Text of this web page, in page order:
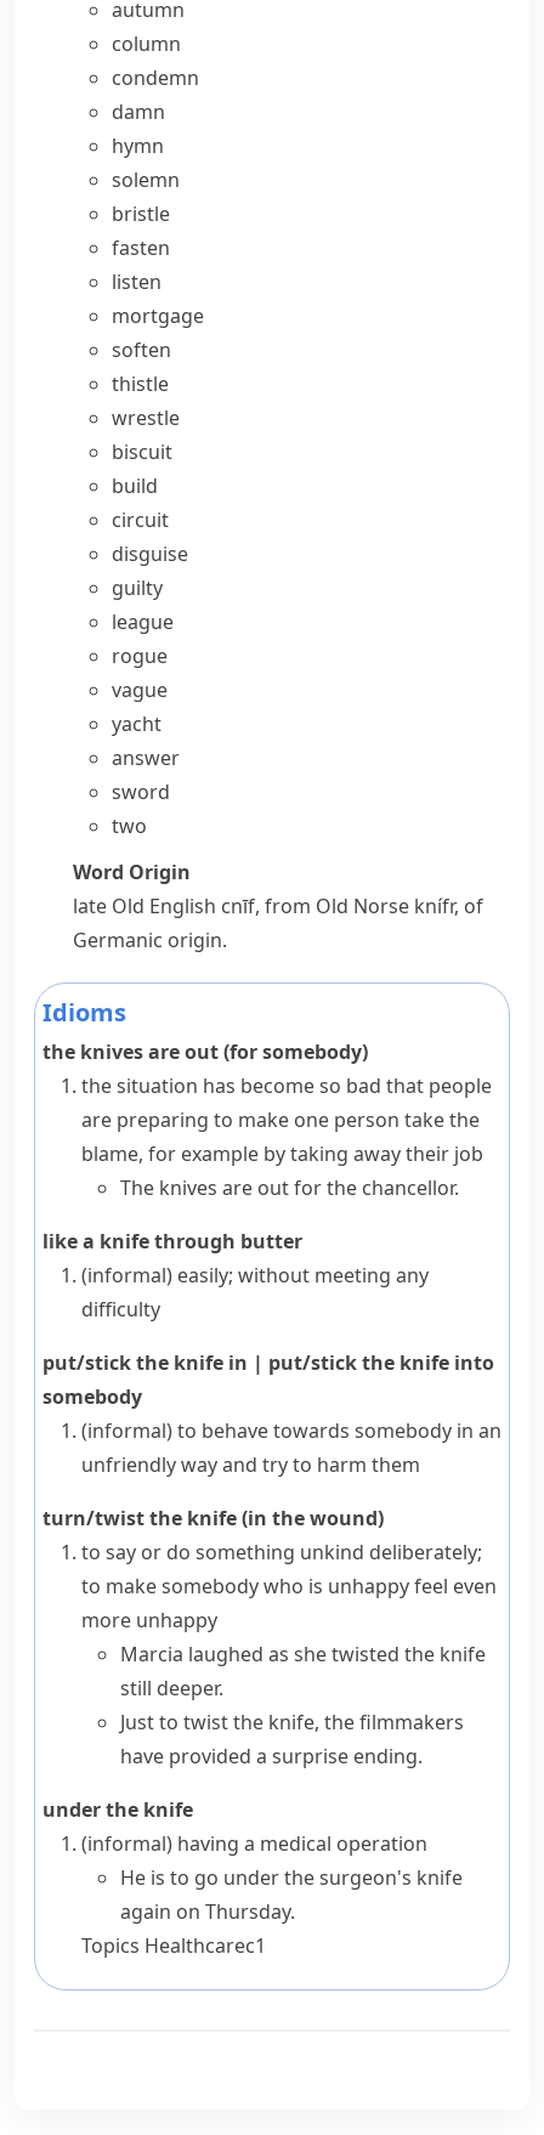
autumn
column
condemn
damn
hymn
solemn
bristle
fasten
listen
mortgage
soften
thistle
wrestle
biscuit
build
circuit
disguise
guilty
league
rogue
vague
yacht
answer
sword
two
Word Origin
late Old English cnīf, from Old Norse knífr, of
Germanic origin.
Idioms
the knives are out (for somebody)
the situation has become so bad that people
are preparing to make one person take the
blame, for example by taking away their job
The knives are out for the chancellor.
like a knife through butter
(informal) easily; without meeting any
difficulty
put/stick the knife in | put/stick the knife into
somebody
(informal)to behave towards somebody in an
unfriendly way and try to harm them
turn/twist the knife (in the wound)
to say or do something unkind deliberately;
to make somebody who is unhappy feel even
more unhappy
Marcia laughed as she twisted the knife
still deeper.
Just to twist the knife, the filmmakers
have provided a surprise ending.
under the knife
(informal) having a medical operation
He is to go under the surgeon's knife
again on Thursday.
Topics Healthcarec1